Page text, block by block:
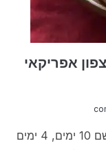
אפריקאי
לפני כמעט שנתיים טיילתי במרוקו, הייתי שם 10 ימים, 4 ימים